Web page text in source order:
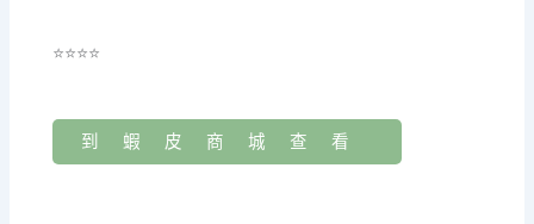
⭐⭐⭐⭐
到蝦皮商城查看